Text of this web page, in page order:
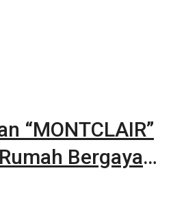
“MONTCLAIR”
Bergaya